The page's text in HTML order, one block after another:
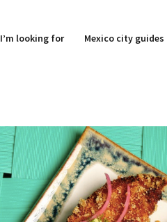
I’m looking for Mexico city guides